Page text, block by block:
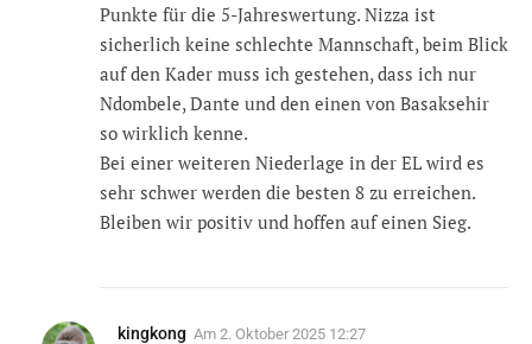
Punkte für die 5-Jahreswertung. Nizza ist
sicherlich keine schlechte Mannschaft, beim Blick
auf den Kader muss ich gestehen, dass ich nur
Ndombele, Dante und den einen von Basaksehir
so wirklich kenne.
Bei einer weiteren Niederlage in der EL wird es
sehr schwer werden die besten 8 zu erreichen.
Bleiben wir positiv und hoffen auf einen Sieg.
kingkong Am 2. Oktober 2025 12:27